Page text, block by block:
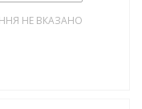
НЕ ВКАЗАНО